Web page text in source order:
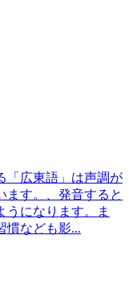
「広東語」は声調が
ます。、発音すると
うになります。ま
慣なども影...